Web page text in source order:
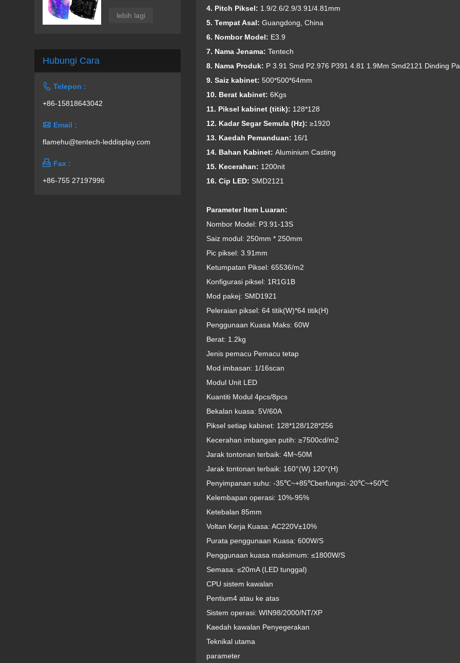
4. Pitch Piksel: 1.9/2.6/2.9/3.91/4.81mm
5. Tempat Asal: Guangdong, China
6. Nombor Model: E3.9
7. Nama Jenama: Tentech
8. Nama Produk: P 3.91 Smd P2.976 P391 4.81 1.9Mm Smd2121 Dinding
9. Saiz kabinet: 500*500*64mm
10. Berat kabinet: 6Kgs
11. Piksel kabinet (titik): 128*128
12. Kadar Segar Semula (Hz): ≥1920
13. Kaedah Pemanduan: 16/1
14. Bahan Kabinet: Aluminium Casting
15. Kecerahan: 1200nit
16. Cip LED: SMD2121
Parameter Item Luaran:
Nombor Model: P3.91-13S
Saiz modul: 250mm * 250mm
Pic piksel: 3.91mm
Ketumpatan Piksel: 65536/m2
Konfigurasi piksel: 1R1G1B
Mod pakej: SMD1921
Peleraian piksel: 64 titik(W)*64 titik(H)
Penggunaan Kuasa Maks: 60W
Berat: 1.2kg
Jenis pemacu Pemacu tetap
Mod imbasan: 1/16scan
Modul Unit LED
Kuantiti Modul 4pcs/8pcs
Bekalan kuasa: 5V/60A
Piksel setiap kabinet: 128*128/128*256
Kecerahan imbangan putih: ≥7500cd/m2
Jarak tontonan terbaik: 4M~50M
Jarak tontonan terbaik: 160°(W) 120°(H)
Penyimpanan suhu: -35℃~+85℃berfungsi:-20℃~+50℃
Kelembapan operasi: 10%-95%
Ketebalan 85mm
Voltan Kerja Kuasa: AC220V±10%
Purata penggunaan Kuasa: 600W/S
Penggunaan kuasa maksimum: ≤1800W/S
Semasa: ≤20mA (LED tunggal)
CPU sistem kawalan
Pentium4 atau ke atas
Sistem operasi: WIN98/2000/NT/XP
Kaedah kawalan Penyegerakan
Teknikal utama
parameter
lebih lagi
Hubungi Cara
 Telepon :
+86-15818643042
 Email :
flamehu@tentech-leddisplay.com
 Fax :
+86-755 27197996